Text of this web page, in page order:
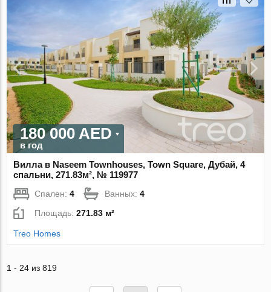
180 000 AED
в год
Вилла в Naseem Townhouses, Town Square, Дубай, 4
спальни, 271.83м², № 119977
Спален:4 Ванных:4
Площадь:271.83 м²
Treo Homes
1 - 24 из 819